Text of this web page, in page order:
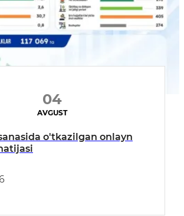
04
AVGUST
o'tkazilgan onlayn